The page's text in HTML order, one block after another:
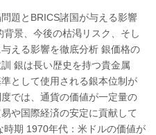
題とBRICS諸国が与える影響
景、今後の枯渇リスク、そし
える影響を徹底分析 銀価格の
銀は長い歴史を持つ貴金属
として使用される銀本位制が
では、通貨の価値が一定量の
や国際経済の安定に貢献して
期 1970年代：米ドルの価値が